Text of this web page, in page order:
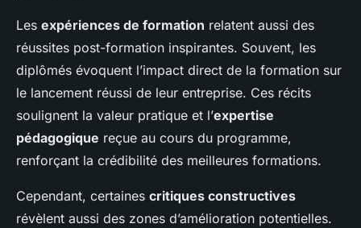
Les expériences de formation relatent aussi des
réussites post-formation inspirantes. Souvent, les
diplômés évoquent l’impact direct de la formation sur
le lancement réussi de leur entreprise. Ces récits
soulignent la valeur pratique et l’expertise
pédagogique reçue au cours du programme,
renforçant la crédibilité des meilleures formations.
Cependant, certaines critiques constructives
révèlent aussi des zones d’amélioration potentielles.